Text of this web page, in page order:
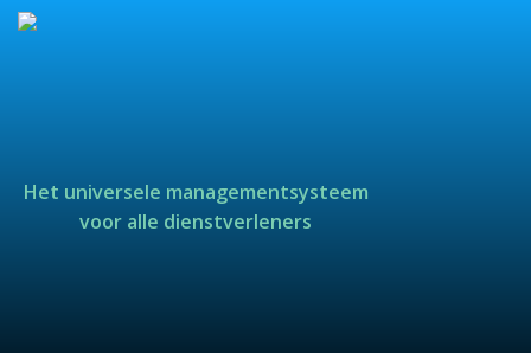
Het universele managementsysteem
voor alle dienstverleners